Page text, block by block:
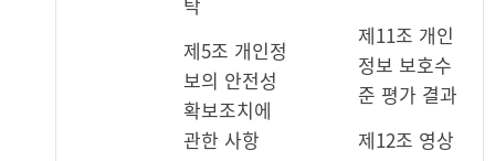
제5조 개인정
보의 안전성
확보조치에
관한 사항
제11조 개인
정보 보호수
준 평가 결과
제12조 영상